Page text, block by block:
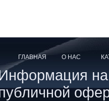
ГЛАВНАЯ О НАС
на